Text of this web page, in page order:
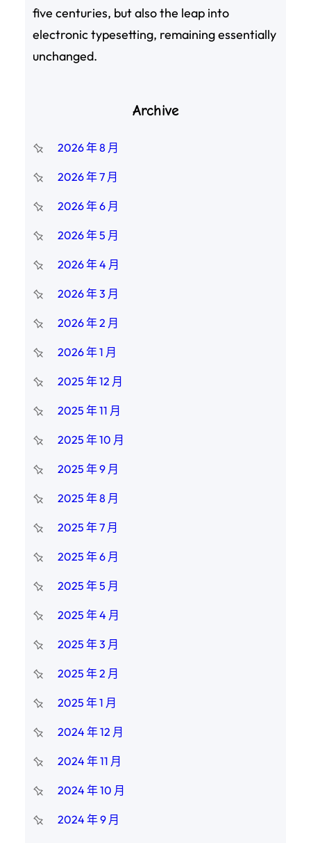
five centuries, but also the leap into
electronic typesetting, remaining essentially
unchanged.
Archive
2026 年 8 月
2026 年 7 月
2026 年 6 月
2026 年 5 月
2026 年 4 月
2026 年 3 月
2026 年 2 月
2026 年 1 月
2025 年 12 月
2025 年 11 月
2025 年 10 月
2025 年 9 月
2025 年 8 月
2025 年 7 月
2025 年 6 月
2025 年 5 月
2025 年 4 月
2025 年 3 月
2025 年 2 月
2025 年 1 月
2024 年 12 月
2024 年 11 月
2024 年 10 月
2024 年 9 月